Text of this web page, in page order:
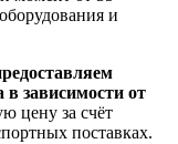
и
в зависимости от
цену за счёт
поставках.